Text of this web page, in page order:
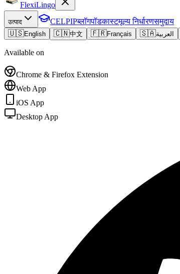
FlexiLingo
उत्पाद CELPIPब्लॉगपॉडकास्टमूल्य निर्धारणसमुदाय
🇺🇸English 🇨🇳中文 🇫🇷Français 🇸🇦العربية
Available on
Chrome & Firefox Extension
Web App
iOS App
Desktop App